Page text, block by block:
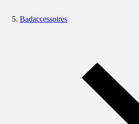
Badaccessoires